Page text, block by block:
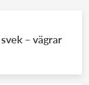
– vägrar